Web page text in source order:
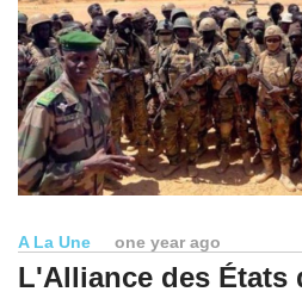
A La Une one year ago
L'Alliance des États